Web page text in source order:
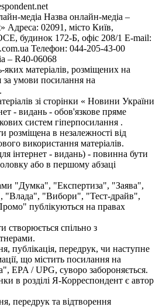
медіа Назва онлайн-медіа –
Адреса: 02091, місто Київ,
будинок 172-Б, офіс 208/1 E-mail:
Телефон: 044-205-43-00
– R40-06068
матеріалів, розміщених на
за умови посилання на
зі сторінки « Новини України
- видань - обов'язкове пряме
систем гіперпосилання .
розміщена в незалежності від
використання матеріалів.
інтернет - видань) - повинна бути
або в першому абзаці
"Думка", "Експертиза", "Заява",
"Влада", "Вибори", "Тест-драйв",
публікуються на правах
створюється спільно з
публікація, передрук, чи наступне
що містить посилання на
EPA / UPG, суворо забороняється.
в розділі Я-Корреспондент є автор
передрук та відтворення